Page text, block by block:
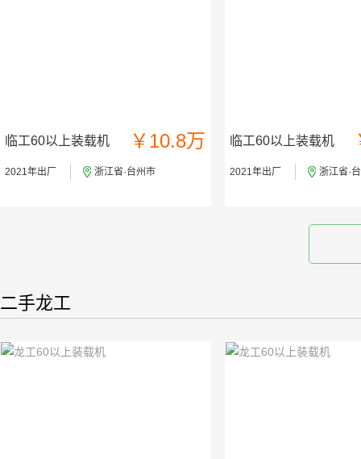
临工60以上装载机 ￥10.8万
2021年出厂 浙江省·台州市
临工60以上装载机
2021年出厂 浙江省·
二手龙工